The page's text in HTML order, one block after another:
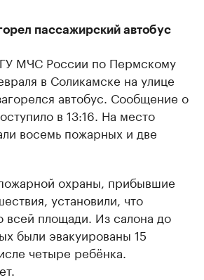
пассажирский автобус
МЧС России по Пермскому
в Соликамске на улице
автобус. Сообщение о
в 13:16. На место
восемь пожарных и две
охраны, прибывшие
установили, что
всей площади. Из салона до
были эвакуированы 15
четыре ребёнка.